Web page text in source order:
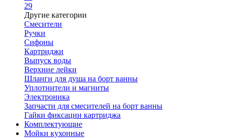
29
Другие категории
Смесители
Ручки
Сифоны
Картриджи
Выпуск воды
Верхние лейки
Шланги для душа на борт ванны
Уплотнители и магниты
Электроника
Запчасти для смесителей на борт ванны
Гайки фиксации картриджа
Комплектующие
Мойки кухонные